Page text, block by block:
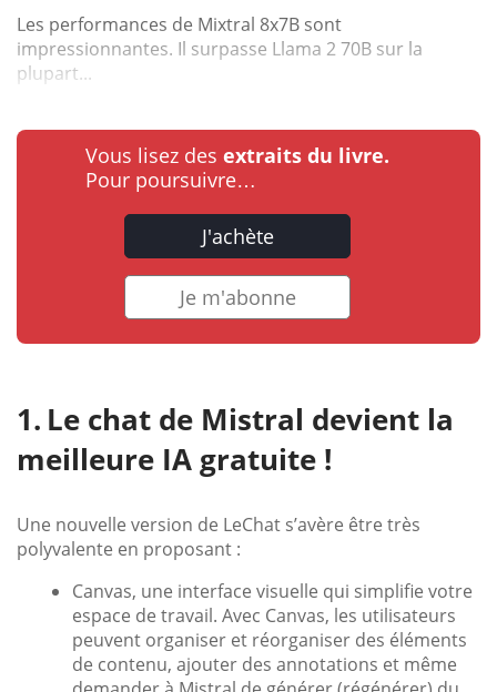
Les performances de Mixtral 8x7B sont
impressionnantes. Il surpasse Llama 2 70B sur la
plupart...
Vous lisez des extraits du livre.
Pour poursuivre…
J'achète
Je m'abonne
Le chat de Mistral devient la
meilleure IA gratuite !
Une nouvelle version de LeChat s’avère être très
polyvalente en proposant :
Canvas, une interface visuelle qui simplifie votre
espace de travail. Avec Canvas, les utilisateurs
peuvent organiser et réorganiser des éléments
de contenu, ajouter des annotations et même